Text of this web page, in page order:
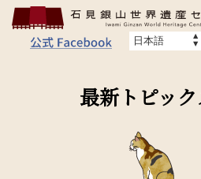
最新トピッ